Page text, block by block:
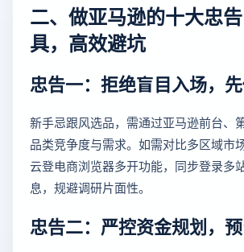
二、做亚马逊的十大忠
具，高效避坑
忠告一：拒绝盲目入场，
新手忌跟风选品，需通过亚马逊前台、
品类竞争度与需求。如需对比多区域市
云登电商浏览器多开功能，同步登录多
息，规避调研片面性。
忠告二：严控资金规划，